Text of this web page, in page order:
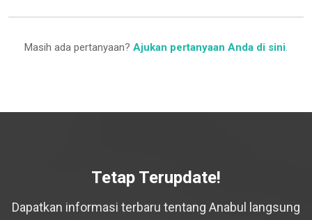
Masih ada pertanyaan? Ajukan pertanyaan Anda di sini.
Tetap Terupdate!
Dapatkan informasi terbaru tentang Anabul langsung